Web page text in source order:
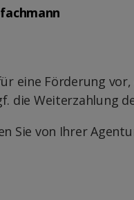
eine Förderung
die Weiterzahlung
Sie von Ihrer